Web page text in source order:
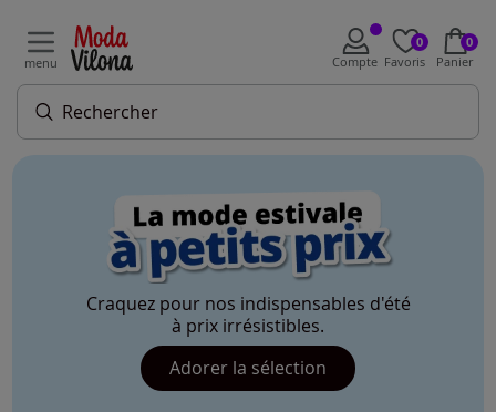
menu Compte
0
Favoris
0
Panier
Craquez pour nos indispensables d'été
à prix irrésistibles.
Adorer la sélection